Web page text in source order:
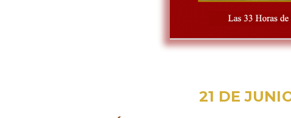
21 DE